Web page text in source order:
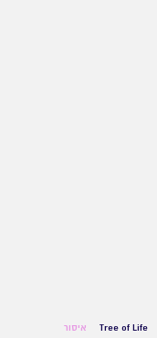
Tree of Life איסור